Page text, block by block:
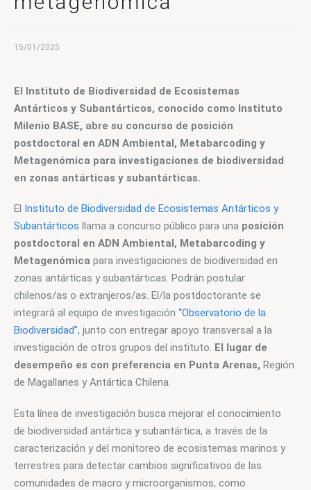
15/01/2025
El Instituto de Biodiversidad de Ecosistemas
Antárticos y Subantárticos, conocido como Instituto
Milenio BASE, abre su concurso de posición
postdoctoral en ADN Ambiental, Metabarcoding y
Metagenómica para investigaciones de biodiversidad
en zonas antárticas y subantárticas.
El Instituto de Biodiversidad de Ecosistemas Antárticos y
Subantárticos llama a concurso público para una posición
postdoctoral en ADN Ambiental, Metabarcoding y
Metagenómica para investigaciones de biodiversidad en
zonas antárticas y subantárticas. Podrán postular
chilenos/as o extranjeros/as. El/la postdoctorante se
integrará al equipo de investigación “Observatorio de la
Biodiversidad”, junto con entregar apoyo transversal a la
investigación de otros grupos del instituto. El lugar de
desempeño es con preferencia en Punta Arenas, Región
de Magallanes y Antártica Chilena.
Esta línea de investigación busca mejorar el conocimiento
de biodiversidad antártica y subantártica, a través de la
caracterización y del monitoreo de ecosistemas marinos y
terrestres para detectar cambios significativos de las
comunidades de macro y microorganismos, como